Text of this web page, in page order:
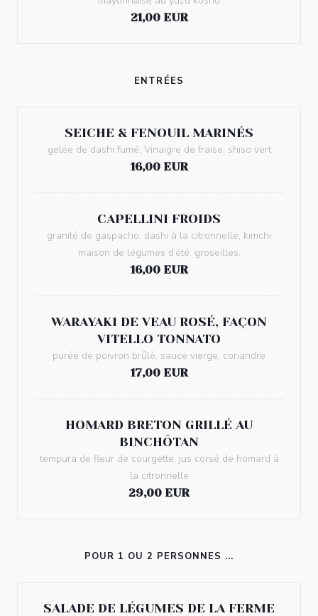
21,00 EUR
ENTRÉES
SEICHE & FENOUIL MARINÉS
gelée de dashi fumé, Vinaigre de fraise, shiso vert
16,00 EUR
CAPELLINI FROIDS
granité de gaspacho, dashi à la citronnelle, kimchi
maison de légumes d’été, groseilles.
16,00 EUR
WARAYAKI DE VEAU ROSÉ, FAÇON
VITELLO TONNATO
purée de poivron brûlé, sauce vierge, coriandre
17,00 EUR
HOMARD BRETON GRILLÉ AU
BINCHŌTAN
tempura de fleur de courgette, jus corsé de homard à
la citronnelle
29,00 EUR
POUR 1 OU 2 PERSONNES ...
SALADE DE LÉGUMES DE LA FERME